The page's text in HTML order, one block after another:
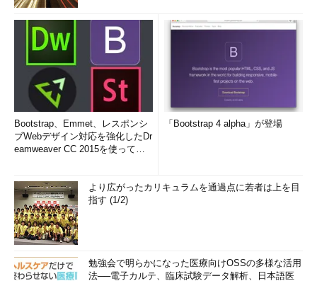
Bootstrap、Emmet、レスポンシ
ブWebデザイン対応を強化したDr
eamweaver CC 2015を使って
「Bootstrap 4 alpha」が登場
より広がったカリキュラムを通過点に若者は上を目
指す (1/2)
勉強会で明らかになった医療向けOSSの多様な活用
法──電子カルテ、臨床試験データ解析、日本語医